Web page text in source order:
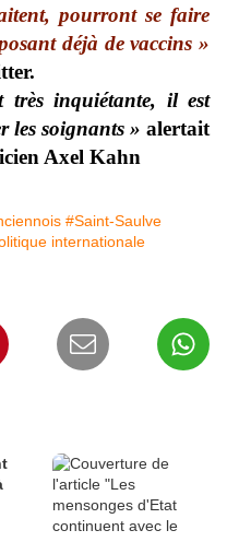
pourront se faire
déjà de vaccins »
.
très inquiétante, il est
les soignants » alertait
Axel Kahn
#Saint-Saulve
internationale